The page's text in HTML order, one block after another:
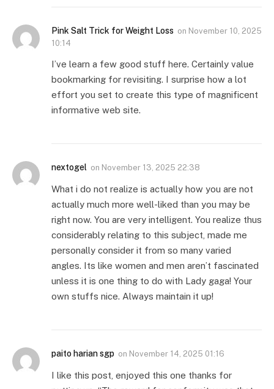
Pink Salt Trick for Weight Loss on November 10, 2025
10:14
I’ve learn a few good stuff here. Certainly value
bookmarking for revisiting. I surprise how a lot
effort you set to create this type of magnificent
informative web site.
nextogel on November 13, 2025 22:38
What i do not realize is actually how you are not
actually much more well-liked than you may be
right now. You are very intelligent. You realize thus
considerably relating to this subject, made me
personally consider it from so many varied
angles. Its like women and men aren’t fascinated
unless it is one thing to do with Lady gaga! Your
own stuffs nice. Always maintain it up!
paito harian sgp on November 14, 2025 01:16
I like this post, enjoyed this one thanks for